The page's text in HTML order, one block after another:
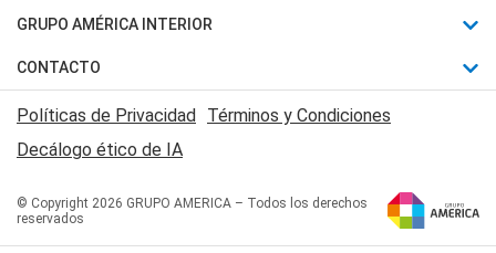
Judiciales
Economia
Motores
Trucos caseros
Series y Películas
Edictos y Solicitadas
Fútbol
Mundial
Automovilismo
Rugby
Básquet
GRUPO AMÉRICA INTERIOR
Canal 7 en Vivo
San Juan 8
CONTACTO
Acerca de Nosotros
Contactanos
Políticas de Privacidad Términos y Condiciones
Decálogo ético de IA
© Copyright 2026 GRUPO AMERICA – Todos los derechos
reservados